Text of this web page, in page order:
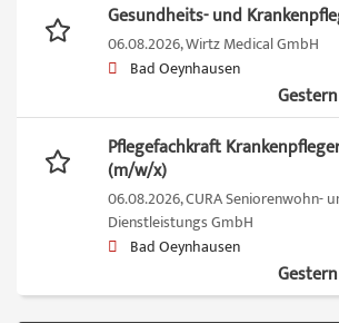
Gesundheits- und
06.08.2026,Wirtz Medical GmbH
Bad Oeynhausen
Pflegefachkraft
(m/w/x)
06.08.2026,CURA Seniorenwohn-
Dienstleistungs GmbH
Bad Oeynhausen